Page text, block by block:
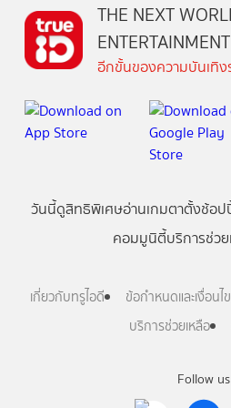
Follow us
THE NEXT
ENTERTAINMENT
อีกขั้นของความบันเทิ
วันนี้ดูสิทธิพิเศษอ่านเกมตาตั้งช้อป
คอมมูนิตี้บริการช่ว
เกี่ยวกับทรูไอดี ข้อกำหนดและเงื่อนไข
บริการช่วยเหลือ